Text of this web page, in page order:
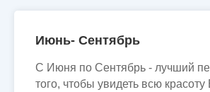
Июнь- Сентябрь
С Июня по Сентябрь - лучший
того, чтобы увидеть всю